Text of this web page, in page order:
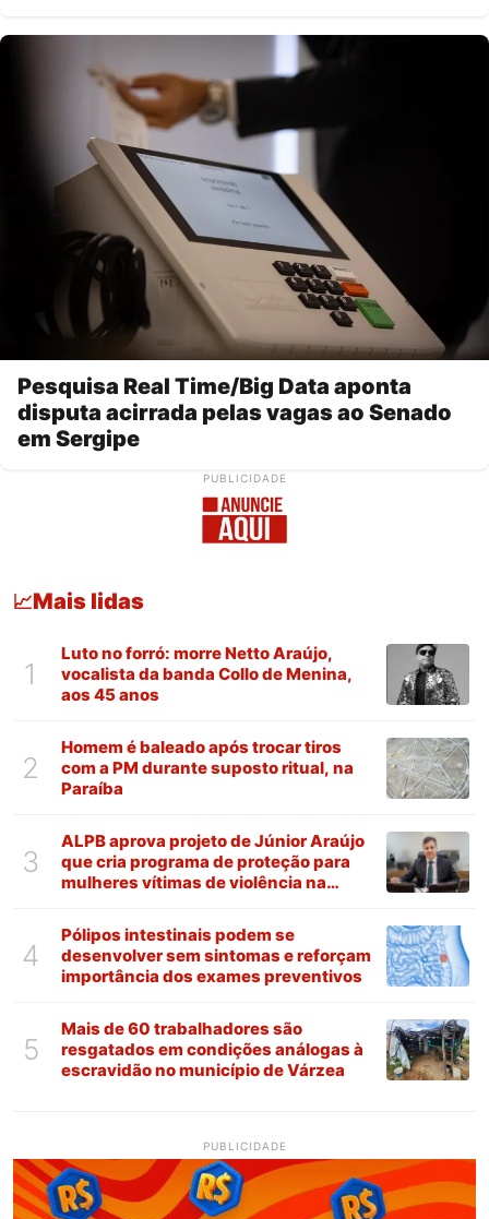
Pesquisa Real Time/Big Data aponta
disputa acirrada pelas vagas ao Senado
em Sergipe
PUBLICIDADE
📈Mais lidas
1
Luto no forró: morre Netto Araújo,
vocalista da banda Collo de Menina,
aos 45 anos
2
Homem é baleado após trocar tiros
com a PM durante suposto ritual, na
Paraíba
3
ALPB aprova projeto de Júnior Araújo
que cria programa de proteção para
mulheres vítimas de violência na
4
Pólipos intestinais podem se
desenvolver sem sintomas e reforçam
importância dos exames preventivos
5
Mais de 60 trabalhadores são
resgatados em condições análogas à
escravidão no município de Várzea
PUBLICIDADE